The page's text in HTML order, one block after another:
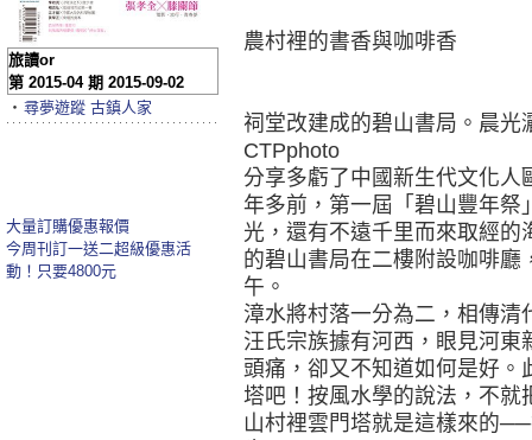
農村裡的書香與咖啡香
祠堂改建成的碧山書局。晨
CTPphoto
分享多虧了中國新生代文化人
年多前，第一屆「碧山豐年祭
光，還有不遠千里而來取經
的碧山書局在二樓附設咖啡
午。
漳水將村落一分為二，相傳
汪氏宗族據有河西，眼見河
頭痛，卻又不知道如何是好。
塔吧！按風水學的說法，不就
山村裡雲門塔就是這樣來的
旅讀or
第 2015-04 期 2015-09-02
‧ 尋夢遊蹤 古鎮人家
大量訂購優惠報價
今周刊訂一送二超級優惠活
動！只要4800元